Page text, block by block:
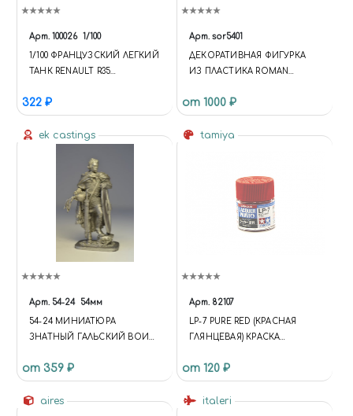
Арт. 100026 1/100
1/100 ФРАНЦУЗСКИЙ ЛЕГКИЙ
ТАНК RENAULT R35
322 ₽
Арт. sor5401
ДЕКОРАТИВНАЯ ФИГУРКА
ИЗ ПЛАСТИКА ROMAN
от 1000 ₽
ek castings
Арт. 54-24 54мм
54-24 МИНИАТЮРА
ЗНАТНЫЙ ГАЛЬСКИЙ ВОИН,
от 359 ₽
tamiya
Арт. 82107
LP-7 PURE RED (КРАСНАЯ
ГЛЯНЦЕВАЯ) КРАСКА
от 120 ₽
aires italeri